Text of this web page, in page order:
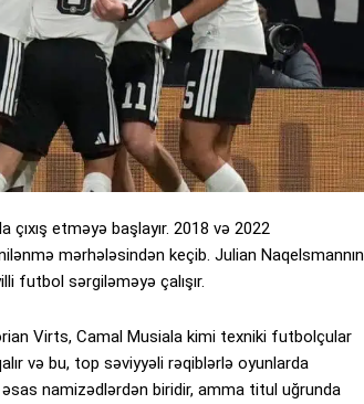
etməyə başlayır. 2018 və 2022
mərhələsindən keçib. Julian Naqelsmannın
futbol sərgiləməyə çalışır.
Virts, Camal Musiala kimi texniki futbolçular
və bu, top səviyyəli rəqiblərlə oyunlarda
namizədlərdən biridir, amma titul uğrunda